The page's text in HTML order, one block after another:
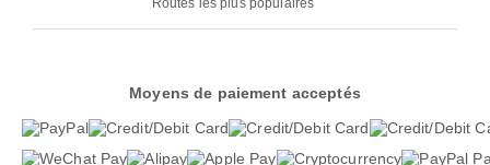
Routes les plus populaires
Moyens de paiement acceptés